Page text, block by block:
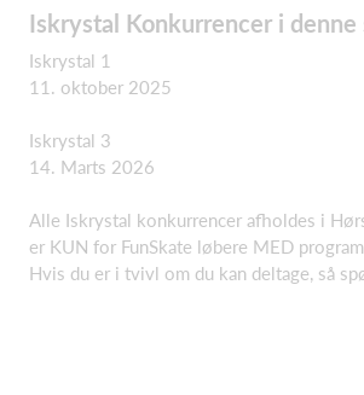
Iskrystal Konkurrencer i
Iskrystal 1
11. oktober 2025
Iskrystal 3
14. Marts 2026
Alle Iskrystal konkurrencer afholdes i
er KUN for FunSkate løbere MED
Hvis du er i tvivl om du kan deltage, så